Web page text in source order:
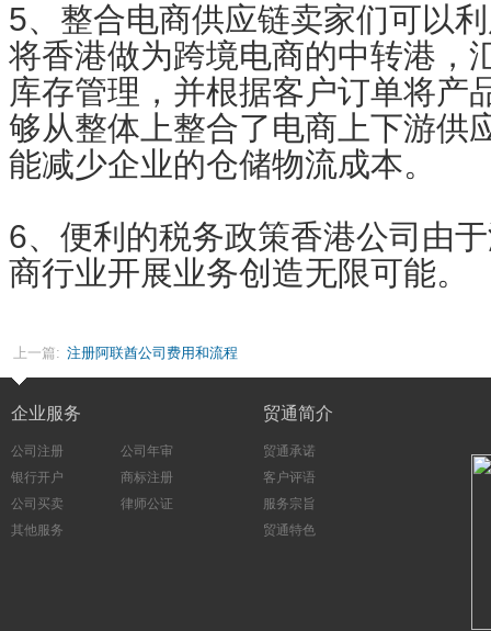
5、整合电商供应链卖家们可以
将香港做为跨境电商的中转港，
库存管理，并根据客户订单将产
够从整体上整合了电商上下游供
能减少企业的仓储物流成本。
6、便利的税务政策香港公司由
商行业开展业务创造无限可能。
上一篇: 注册阿联酋公司费用和流程
企业服务
公司注册
公司年审
银行开户
商标注册
公司买卖
律师公证
其他服务
贸通简介
贸通承诺
客户评语
服务宗旨
贸通特色